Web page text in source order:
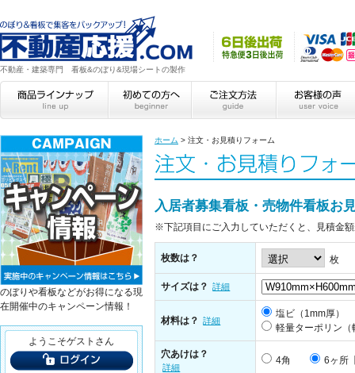
不動産・建築専門 看板&のぼり&現場シートの製作
ホーム > 注文・お見積りフォーム
入居者募集看板・売物件看板お
※下記項目にご入力していただくと、見積金
枚数は？ 枚
サイズは？ 詳細
材料は？ 詳細
塩ビ（1mm厚）
軽量ターポリン（
穴あけは？
詳細
4角 6ヶ所
のぼりや看板などがお得になる現
在開催中のキャンペーン情報！
ようこそゲストさん